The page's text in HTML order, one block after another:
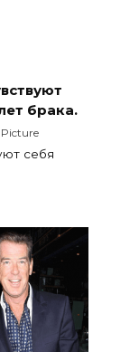
брака.
себя